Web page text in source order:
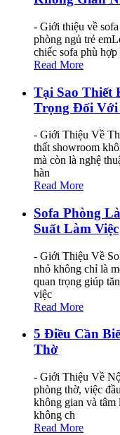
- Giới thiệu về
phòng ngủ trẻ
chiếc sofa phù
Read More
Tại Sao Thiết
Trọng Đối Với
- Giới Thiệu Về
thất showroom
mà còn là nghệ
hàn
Read More
Sofa Phòng
Suất Làm Việc
- Giới Thiệu Về
nhỏ không chỉ là
quan trọng giúp
việc
Read More
5 Điều Cần
Thờ
- Giới Thiệu Về
phòng thờ, việc
không gian và
không ch
Read More